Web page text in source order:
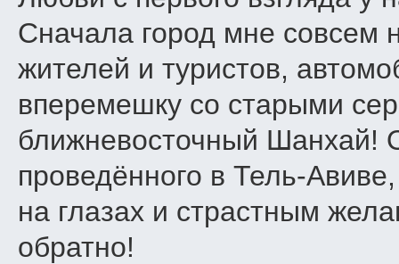
Сначала город мне совсем
жителей и туристов,
вперемешку со старыми
ближневосточный Шанхай!
проведённого в Тель-
на глазах и страстным
обратно!